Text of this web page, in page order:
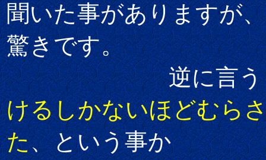
聞いた事がありますが、
驚きです。
逆に言うと
けるしかないほどむら
た、という事か